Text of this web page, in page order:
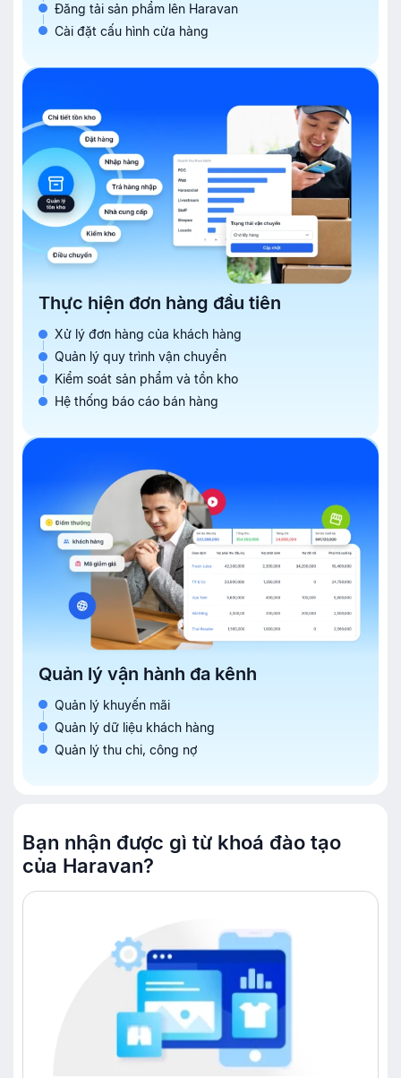
Đăng tải sản phẩm lên Haravan
Cài đặt cấu hình cửa hàng
Thực hiện đơn hàng đầu tiên
Xử lý đơn hàng của khách hàng
Quản lý quy trình vận chuyển
Kiểm soát sản phẩm và tồn kho
Hệ thống báo cáo bán hàng
Quản lý vận hành đa kênh
Quản lý khuyến mãi
Quản lý dữ liệu khách hàng
Quản lý thu chi, công nợ
Bạn nhận được gì từ khoá đào tạo
của Haravan?